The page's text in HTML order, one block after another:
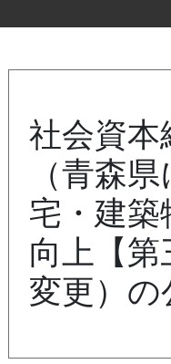
社会資本
（青森
宅・建築
向上【第
変更）の